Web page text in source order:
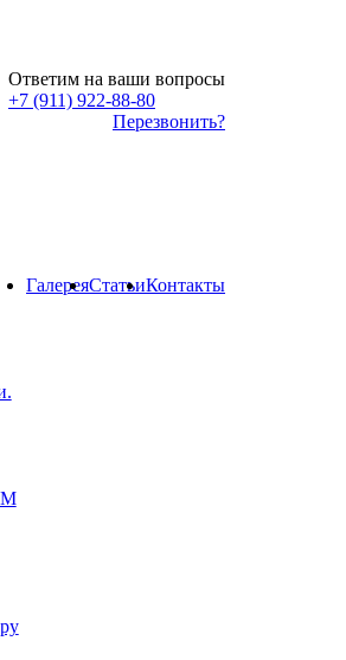
Ответим на ваши вопросы
+7 (911) 922-88-80
Перезвонить?
ГалереяСтатьиКонтакты